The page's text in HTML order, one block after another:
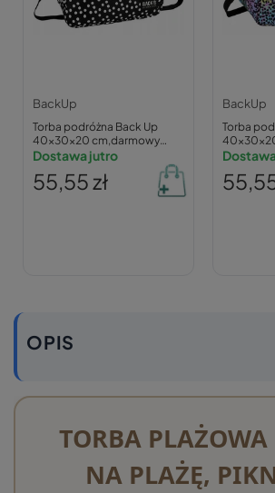
BackUp
Torba podróżna Back Up
40×30×20 cm,darmowy
bagaż podręczny Ryanair
Dostawa jutro
55,55 zł
BackUp
Torba
Wizz Air
OPIS
TORBA
NA PLAŻĘ,